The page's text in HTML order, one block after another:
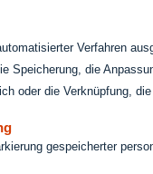
Verfahren
Speicherung, die
oder die Verknüpfung,
gespeicherter